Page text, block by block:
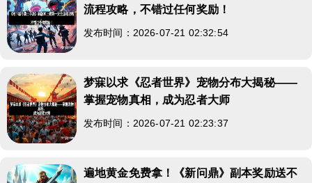
流程攻略，不错过任何奖励！
发布时间：2026-07-21 02:32:54
梦寐以求《忍者世界》宠物分布大揭秘——
掌握宠物真相，成为忍者大师
发布时间：2026-07-21 02:23:37
遍地黄金免费拿！《新问鼎》副本奖励送不